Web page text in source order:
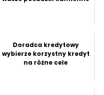
Doradca kredytowy
wybierze korzystny kredyt
na różne cele